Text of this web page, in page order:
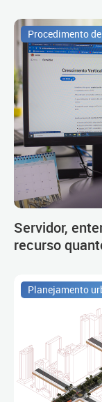
Procedimento
Servidor,
recurso
Planejamento